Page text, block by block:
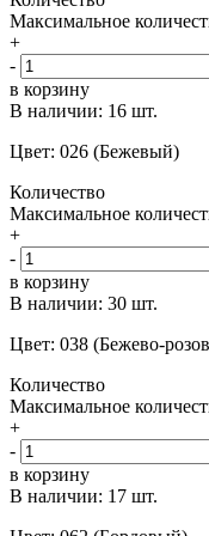
Максимальное
+
-
в корзину
В наличии: 16 шт.
Цвет: 026 (Бежевый)
Количество
Максимальное
+
-
в корзину
В наличии: 30 шт.
Цвет: 038 (Бежево-
Количество
Максимальное
+
-
в корзину
В наличии: 17 шт.